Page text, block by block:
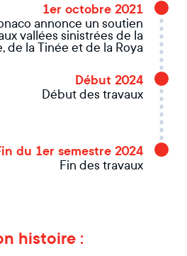
1er octobre 2021
annonce un soutien
vallées sinistrées de la
de la Tinée et de la Roya
Début 2024
Début des travaux
du 1er semestre 2024
Fin des travaux
histoire :